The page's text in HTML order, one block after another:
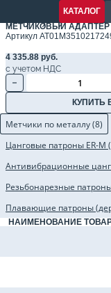
КАТАЛОГ
МЕТЧИКОВЫЙ АДАПТЕР
Артикул
4 335.88 руб.
с учетом НДС
КУПИТЬ
Метчики по металлу (8)
Цанговые патроны ER-M
Антивибрационные
Резьбонарезные
Плавающие патроны
НАИМЕНОВАНИЕ